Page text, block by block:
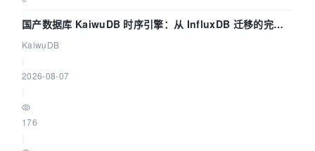
国产数据库 KaiwuDB 时序引擎：从 InfluxDB 迁移的完整
技术路径
KaiwuDB
2026-08-07
176